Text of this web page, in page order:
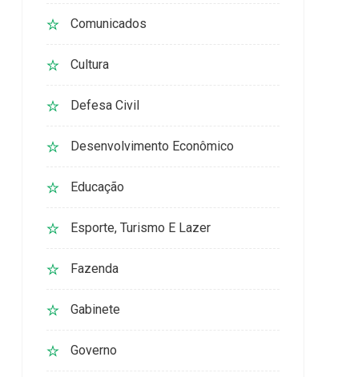
Comunicados
Cultura
Defesa Civil
Desenvolvimento Econômico
Educação
Esporte, Turismo E Lazer
Fazenda
Gabinete
Governo